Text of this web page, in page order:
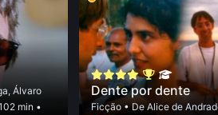
, Álvaro
min •
Dente por dente
Ficção• DeAlice de